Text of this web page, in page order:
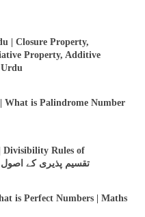
| Closure Property,
Property, Additive
is Palindrome Number
Rules of
2,3,4,5,6,7,8,9,10,11 In Urdu | تقسیم پذیری کے اصول
is Perfect Numbers | Maths